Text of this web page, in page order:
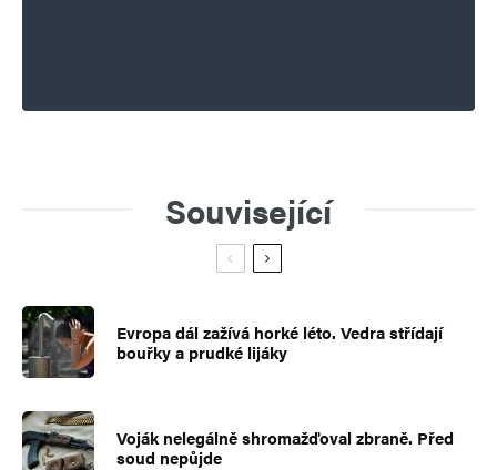
Související
Evropa dál zažívá horké léto. Vedra střídají
bouřky a prudké lijáky
Voják nelegálně shromažďoval zbraně. Před
soud nepůjde